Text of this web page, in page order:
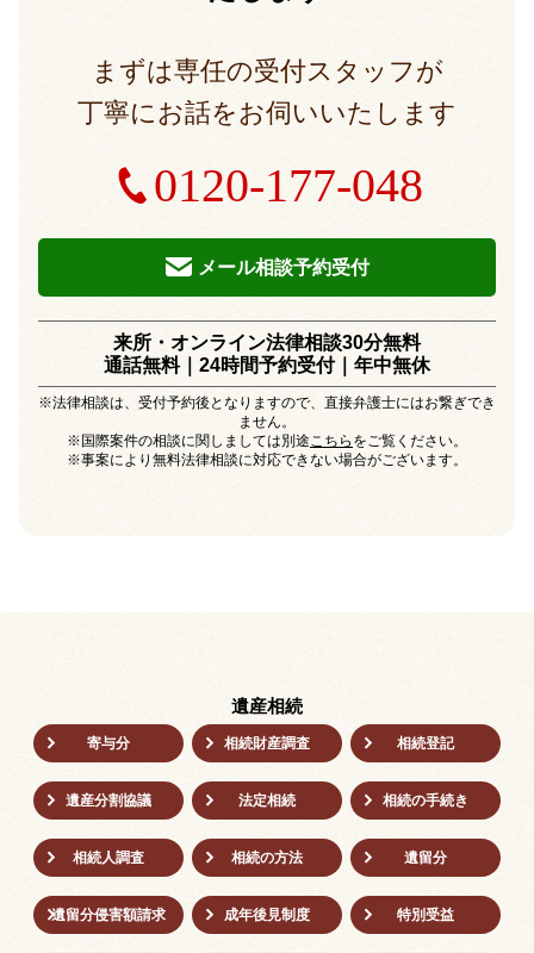
まずは専任の受付スタッフが
丁寧にお話をお伺いいたします
0120-177-048
メール相談予約受付
来所・オンライン法律相談30分無料
通話無料｜24時間予約受付｜年中無休
※法律相談は、受付予約後となりますので、直接弁護士にはお繋ぎでき
ません。
※国際案件の相談に関しましては別途 こちら をご覧ください。
※事案により無料法律相談に対応できない場合がございます。
遺産相続
寄与分 相続財産調査 相続登記
遺産分割協議 法定相続 相続の⼿続き
相続人調査 相続の方法 遺留分
遺留分侵害額請求 成年後⾒制度 特別受益